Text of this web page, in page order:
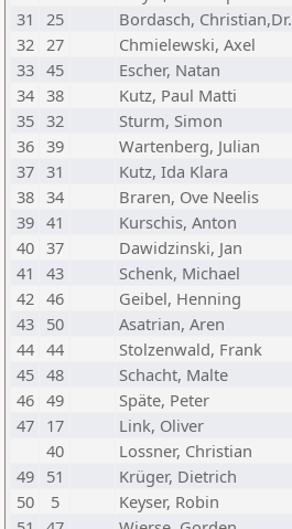
31
25 Bordasch, Christian,Dr.
32 27 Chmielewski, Axel
33 45 Escher, Natan
34 38 Kutz, Paul Matti
35 32 Sturm, Simon
36 39 Wartenberg, Julian
37 31 Kutz, Ida Klara
38 34 Braren, Ove Neelis
39 41 Kurschis, Anton
40 37 Dawidzinski, Jan
41
43 Schenk, Michael
42 46 Geibel, Henning
43 50 Asatrian, Aren
44 44 Stolzenwald, Frank
45 48 Schacht, Malte
46 49 Späte, Peter
47 17 Link, Oliver
40
Lossner, Christian
49 51 Krüger, Dietrich
50
5 Keyser, Robin